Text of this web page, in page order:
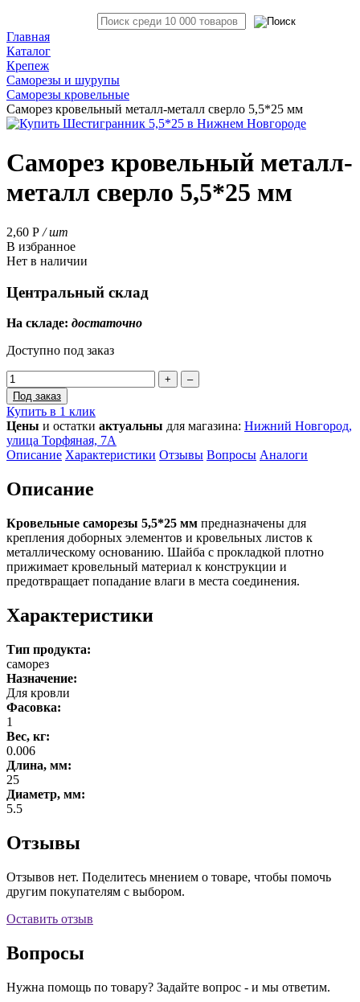
Главная
Каталог
Крепеж
Саморезы и шурупы
Саморезы кровельные
Саморез кровельный металл-металл сверло 5,5*25 мм
Саморез кровельный металл-
металл сверло 5,5*25 мм
2,60 Р / шт
В избранное
Нет в наличии
Центральный склад
На складе: достаточно
Доступно под заказ
+
–
Под заказ
Купить в 1 клик
Цены и остатки актуальны для магазина: Нижний Новгород,
улица Торфяная, 7А
Описание Характеристики Отзывы Вопросы Аналоги
Описание
Кровельные саморезы 5,5*25 мм предназначены для
крепления доборных элементов и кровельных листов к
металлическому основанию. Шайба с прокладкой плотно
прижимает кровельный материал к конструкции и
предотвращает попадание влаги в места соединения.
Характеристики
Тип продукта:
саморез
Назначение:
Для кровли
Фасовка:
1
Вес, кг:
0.006
Длина, мм:
25
Диаметр, мм:
5.5
Отзывы
Отзывов нет. Поделитесь мнением о товаре, чтобы помочь
другим покупателям с выбором.
Оставить отзыв
Вопросы
Нужна помощь по товару? Задайте вопрос - и мы ответим.